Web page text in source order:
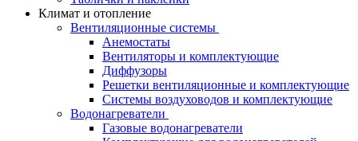
Климат и отопление
Вентиляционные системы
Анемостаты
Вентиляторы и комплектующие
Диффузоры
Решетки вентиляционные и комплектующие
Системы воздуховодов и комплектующие
Водонагреватели
Газовые водонагреватели